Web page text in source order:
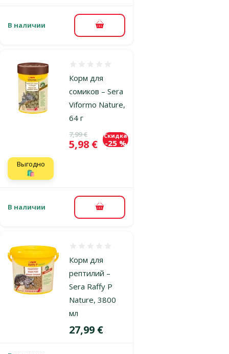
В наличии В корзину
Корм для
сомиков – Sera
Viformo Nature,
64 г
Исходная цена
7,99 €
Цена
5,98 €
Скидка
-25 %
Выгодно
🛍️
В наличии В корзину
Корм для
рептилий –
Sera Raffy P
Nature, 3800
мл
Цена
27,99 €